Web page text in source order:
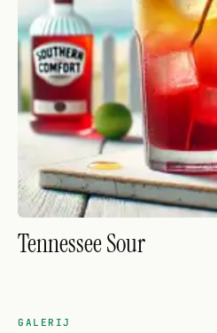
Links
Zoeken
VOLG
Twitter
Facebook
RSS
Cocktail app
Tennessee Sour
GALERIJ